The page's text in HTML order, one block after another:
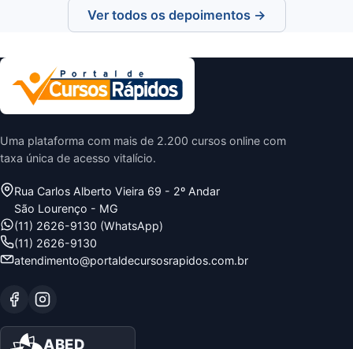
Ver todos os depoimentos →
Uma plataforma com mais de 2.200 cursos online com
taxa única de acesso vitalício.
Rua Carlos Alberto Vieira 69 - 2º Andar
São Lourenço - MG
(11) 2626-9130 (WhatsApp)
(11) 2626-9130
atendimento@portaldecursosrapidos.com.br
ABED